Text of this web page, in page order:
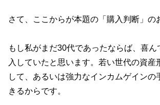
さて、ここからが本題の「購入判断」の
もし私がまだ30代であったならば、喜ん
入していたと思います。若い世代の資産
して、あるいは強力なインカムゲインの
きるからです。